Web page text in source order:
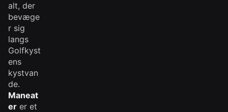
alt, der
bevæge
r sig
langs
Golfkyst
ens
kystvan
de.
Maneat
er er et